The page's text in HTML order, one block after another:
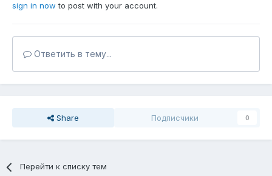
sign in now to post with your account.
Ответить в тему...
Share Подписчики 0
Перейти к списку тем